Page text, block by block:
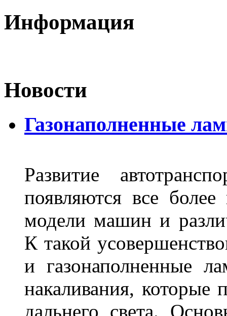
Информация
Новости
Газонаполненные
Развитие
появляются все
модели машин и
К такой
и газонаполненные
накаливания,
дальнего света.